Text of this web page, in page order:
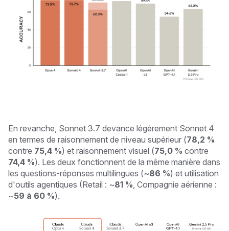
En revanche, Sonnet 3.7 devance légèrement Sonnet 4
en termes de raisonnement de niveau supérieur (78,2 %
contre 75,4 %) et raisonnement visuel (75,0 % contre
74,4 %). Les deux fonctionnent de la même manière dans
les questions-réponses multilingues (~86 %) et utilisation
d'outils agentiques (Retail : ~81 %, Compagnie aérienne :
~59 à 60 %).